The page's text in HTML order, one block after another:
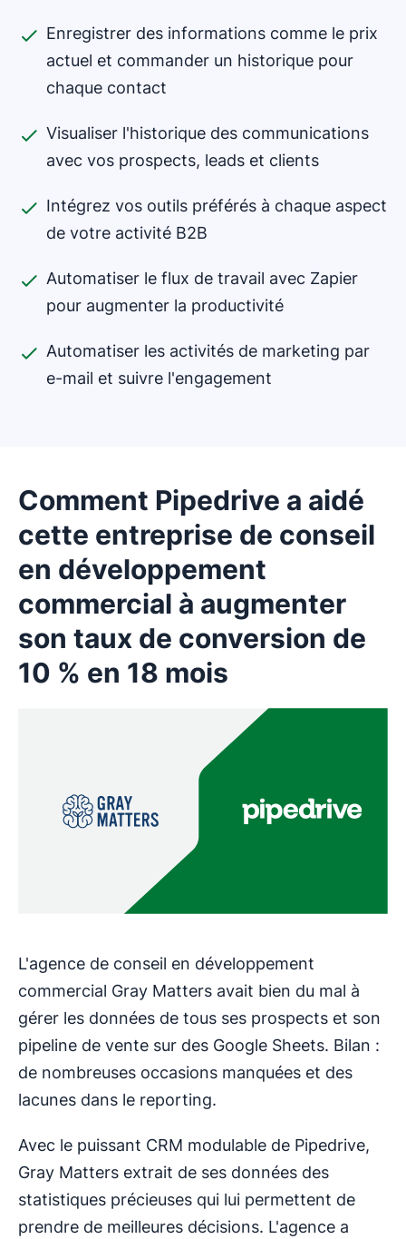
Enregistrer des informations comme le prix
actuel et commander un historique pour
chaque contact
Visualiser l'historique des communications
avec vos prospects, leads et clients
Intégrez vos outils préférés à chaque aspect
de votre activité B2B
Automatiser le flux de travail avec Zapier
pour augmenter la productivité
Automatiser les activités de marketing par
e-mail et suivre l'engagement
Comment Pipedrive a aidé
cette entreprise de conseil
en développement
commercial à augmenter
son taux de conversion de
10 % en 18 mois
L'agence de conseil en développement
commercial Gray Matters avait bien du mal à
gérer les données de tous ses prospects et son
pipeline de vente sur des Google Sheets. Bilan :
de nombreuses occasions manquées et des
lacunes dans le reporting.
Avec le puissant CRM modulable de Pipedrive,
Gray Matters extrait de ses données des
statistiques précieuses qui lui permettent de
prendre de meilleures décisions. L'agence a